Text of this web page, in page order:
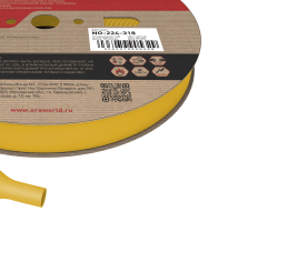
САДОВЫЕ СВЕТИЛЬНИКИ
САДОВЫЕ ФАСАДНЫЕ
СВЕТИЛЬНИКИ
СВЕТИЛЬНИКИ ДЛЯ РОСТА
РАСТЕНИЙ (ФИТОСВЕТИЛЬНИКИ)